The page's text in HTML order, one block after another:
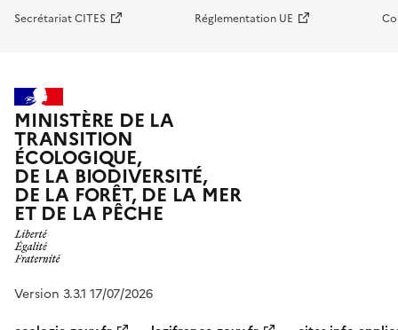
Secrétariat CITES Réglementation UE
MINISTÈRE DE LA
TRANSITION
ÉCOLOGIQUE,
DE LA BIODIVERSITÉ,
DE LA FORÊT, DE LA MER
ET DE LA PÊCHE
Version 3.3.1 17/07/2026